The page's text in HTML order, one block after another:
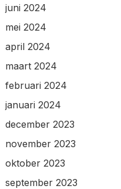
juni 2024
mei 2024
april 2024
maart 2024
februari 2024
januari 2024
december 2023
november 2023
oktober 2023
september 2023